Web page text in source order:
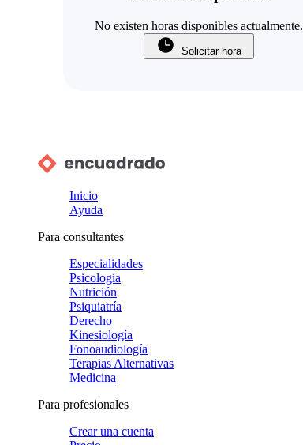
No existen horas disponibles actualmente.
Solicitar hora
Inicio
Ayuda
Para consultantes
Especialidades
Psicología
Nutrición
Psiquiatría
Derecho
Kinesiología
Fonoaudiología
Terapias Alternativas
Medicina
Para profesionales
Crear una cuenta